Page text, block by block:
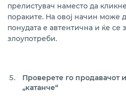
прелистувач наместо да
пораките. На овој начин може
понудата е автентична и ќе
злоупотреби.
Проверете го продавачот
„катанче“